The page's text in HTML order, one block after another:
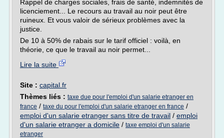
Rappel de charges sociales, frais de santé, indemnités de
licenciement... Le recours au travail au noir peut être
ruineux. Et vous valoir de sérieux problèmes avec la
justice.
De 10 à 50% de rabais sur le tarif officiel : voilà, en
théorie, ce que le travail au noir permet...
Lire la suite
Site : capital.fr
Thèmes liés : taxe due pour l'emploi d'un salarie etranger en
france / taxe du pour l'emploi d'un salarie etranger en france /
emploi d'un salarie etranger sans titre de travail / emploi
d'un salarie etranger a domicile / taxe emploi d'un salarie
etranger